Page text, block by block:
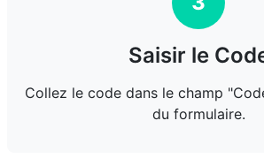
Saisir le
Collez le code dans le champ
du formulaire.